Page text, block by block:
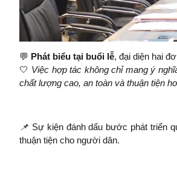
💬 Phát biểu tại buổi lễ, đại diện hai
🤍 Việc hợp tác không chỉ mang ý
chất lượng cao, an toàn và thuận tiện
📌 Sự kiện đánh dấu bước phát triển
thuận tiện cho người dân.